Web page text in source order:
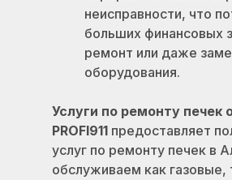
неисправности, что
больших финансовых
ремонт или даже
оборудования.
Услуги по ремонту печек
PROFI911 предоставляет
услуг по ремонту печек в
обслуживаем как газовые,